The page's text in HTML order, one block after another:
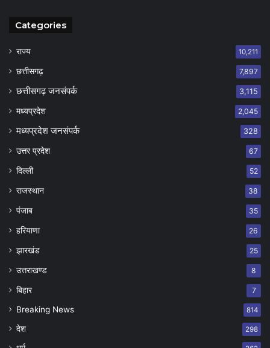
Categories
राज्य 10,211
छत्तीसगढ़ 7,897
छत्तीसगढ़ जनसंपर्क 3,115
मध्यप्रदेश 2,045
मध्यप्रदेश जनसंपर्क 328
उत्तर प्रदेश 67
दिल्ली 52
राजस्थान 38
पंजाब 35
हरियाणा 26
झारखंड 25
उत्तराखण्ड 8
बिहार 7
Breaking News 814
देश 298